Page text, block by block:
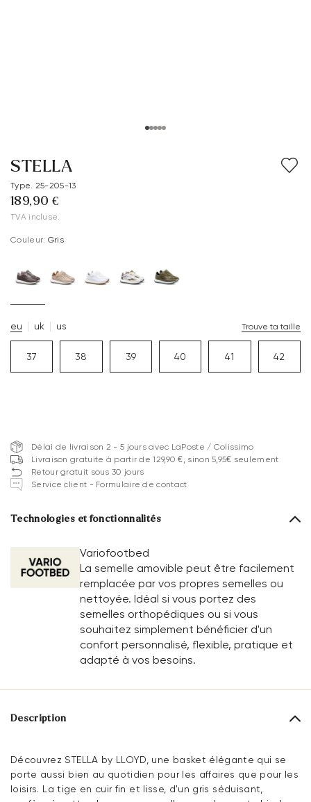
STELLA
Type. 25-205-13
189,90 €
TVA incluse.
Couleur: Gris
eu uk us Trouve ta taille
37 38 39 40 41 42
Délai de livraison 2 - 5 jours avec LaPoste / Colissimo
Livraison gratuite à partir de 129,90 €, sinon 5,95€ seulement
Retour gratuit sous 30 jours
Service client - Formulaire de contact
Technologies et fonctionnalités
Variofootbed
La semelle amovible peut être facilement
remplacée par vos propres semelles ou
nettoyée. Idéal si vous portez des
semelles orthopédiques ou si vous
souhaitez simplement bénéficier d'un
confort personnalisé, flexible, pratique et
adapté à vos besoins.
Description
Découvrez STELLA by LLOYD, une basket élégante qui se
porte aussi bien au quotidien pour les affaires que pour les
loisirs. La tige en cuir fin et lisse, d'un gris séduisant,